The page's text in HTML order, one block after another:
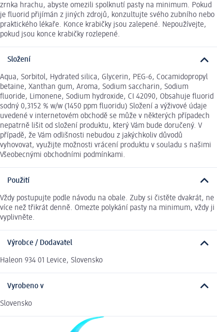
zrnka hrachu, abyste omezili spolknutí pasty na minimum. Pokud
je fluorid přijímán z jiných zdrojů, konzultujte svého zubního nebo
praktického lékaře. Konce krabičky jsou zalepené. Nepoužívejte,
pokud jsou konce krabičky rozlepené.
Složení
Aqua, Sorbitol, Hydrated silica, Glycerin, PEG-6, Cocamidopropyl
betaine, Xanthan gum, Aroma, Sodium saccharin, Sodium
fluoride, Limonene, Sodium hydroxide, CI 42090, Obsahuje fluorid
sodný 0,3152 % w/w (1450 ppm fluoridu) Složení a výživové údaje
uvedené v internetovém obchodě se může v některých případech
nepatrně lišit od složení produktu, který Vám bude doručený. V
případě, že Vám odlišnosti nebudou z jakýchkoliv důvodů
vyhovovat, využijte možnosti vrácení produktu v souladu s našimi
Všeobecnými obchodními podmínkami.
Použití
Vždy postupujte podle návodu na obale. Zuby si čistěte dvakrát, ne
více než třikrát denně. Omezte polykání pasty na minimum, vždy ji
vyplivněte.
Výrobce / Dodavatel
Haleon 934 01 Levice, Slovensko
Vyrobeno v
Slovensko